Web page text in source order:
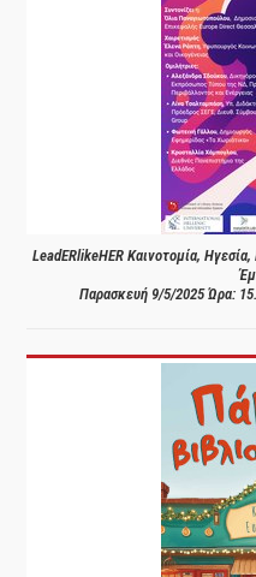
LeadERlikeHER Καινοτομία,
Παρασκευή 9/5/2025 Ώρα: